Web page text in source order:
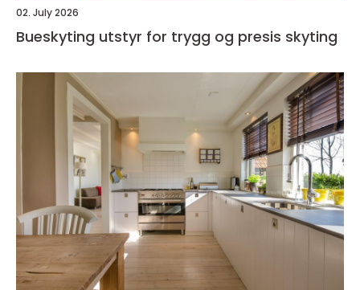
02. July 2026
Bueskyting utstyr for trygg og presis skyting